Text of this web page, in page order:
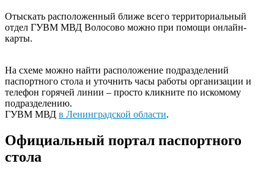
Отыскать расположенный ближе всего территориальный
отдел ГУВМ МВД Волосово можно при помощи онлайн-
карты.
На схеме можно найти расположение подразделений
паспортного стола и уточнить часы работы организации и
телефон горячей линии – просто кликните по искомому
подразделению.
ГУВМ МВД в Ленинградской области.
Официальный портал паспортного
стола